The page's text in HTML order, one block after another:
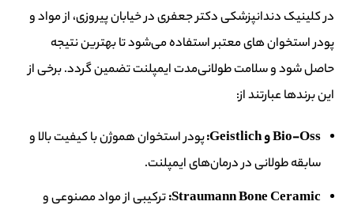
در کلینیک دندانپزشکی دکتر جعفری در خیابان پیروزی، از مواد و
پودر استخوان های معتبر استفاده می‌شود تا بهترین نتیجه
حاصل شود و سلامت طولانی‌مدت ایمپلنت تضمین گردد. برخی از
این برندها عبارتند از:
Bio-OssوGeistlich:
پودر استخوان هموژن با کیفیت بالا و
سابقه طولانی در درمان‌های ایمپلنت.
Straumann Bone Ceramic: ترکیبی از مواد مصنوعی و